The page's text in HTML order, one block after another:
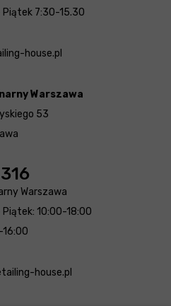
Piątek 7:30-15.30
house.pl
Warszawa
53
Warszawa
Piątek: 10:00-18:00
house.pl